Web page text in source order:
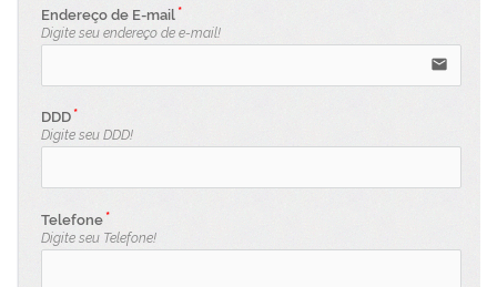
Endereço de E-mail
Digite seu endereço de e-mail!
email
DDD
Digite seu DDD!
Telefone
Digite seu Telefone!